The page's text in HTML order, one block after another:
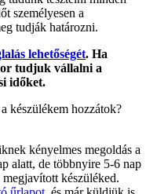
személyesen a
tudják határozni.
lehetőségét. Ha
tudjuk vállalni a
időket.
készülékem hozzátok?
kényelmes megoldás a
alatt, de többnyire 5-6 nap
készüléked.